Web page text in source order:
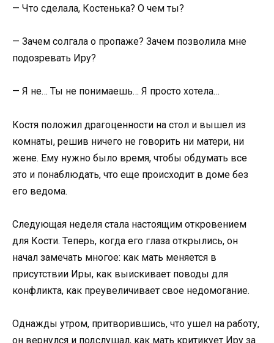
— Что сделала, Костенька? О чем ты?
— Зачем солгала о пропаже? Зачем позволила мне
подозревать Иру?
— Я не… Ты не понимаешь… Я просто хотела…
Костя положил драгоценности на стол и вышел из
комнаты, решив ничего не говорить ни матери, ни
жене. Ему нужно было время, чтобы обдумать все
это и понаблюдать, что еще происходит в доме без
его ведома.
Следующая неделя стала настоящим откровением
для Кости. Теперь, когда его глаза открылись, он
начал замечать многое: как мать меняется в
присутствии Иры, как выискивает поводы для
конфликта, как преувеличивает свое недомогание.
Однажды утром, притворившись, что ушел на работу,
он вернулся и подслушал, как мать критикует Иру за